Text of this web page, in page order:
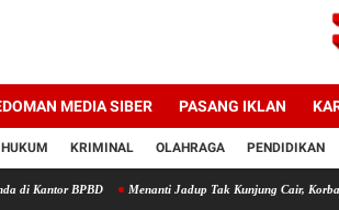
MEDIA SIBER PASANG IKLAN
HUKUM KRIMINAL OLAHRAGA PENDIDIKAN
BPBD Menanti Jadup Tak Kunjung Cair, Korban Banjir